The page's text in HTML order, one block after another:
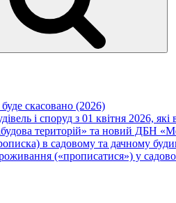
скасовано (2026)
і споруд з 01 квітня 2026,
територій» та новий ДБН
в садовому та дачному
(«прописатися») у